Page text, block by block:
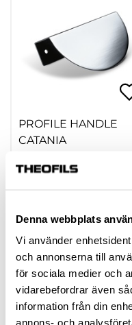
Denna webbplats
Vi använder
och annonserna till
för sociala medier och
vidarebefordrar även
information från din
annons- och
PROFILE HANDLE
CATANIA
hp-109123